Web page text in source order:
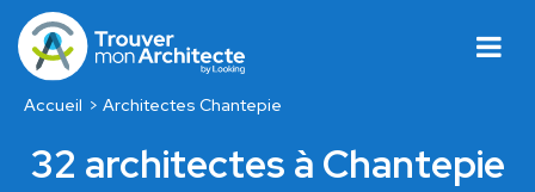
Accueil Architectes Chantepie
32 architectes à Chantepie